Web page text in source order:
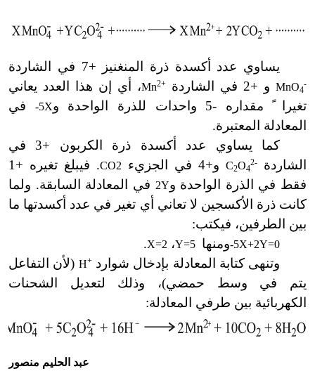
يساوي عدد أكسدة ذرة المنغنيز +7 في الشاردة
MnO4
- و +2 في الشاردة Mn2+
، أي إن هذا العدد يعاني
تغيرا ً مقداره -5 واحدات للذرة الواحدة و
-5X
في
المعادلة المعتبرة.
كما يساوي عدد أكسدة ذرة الكربون +3 في
الشاردة
C2O4
2- و+4 في الجزيء CO2
. فيبلغ تغيره +1
فقط في الذرة الواحدة و2Y في المعادلة السابقة. ولما
كانت ذرة الأكسجين لا تعاني أي تغير في عدد أكسدتها ما
بين الطرفين، فيكتب:
-5X+2Y=0ومنها Y=5، X=2
.
وتنهى كتابة المعادلة بإدخال شوارد H+
(لأن التفاعل
يتم في وسط حمضي)، وذلك لتعديل الشحنات
الكهربائية بين طرفي المعادلة:
عبد الحليم منصور